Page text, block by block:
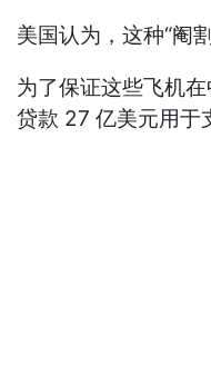
美国认为，这种“阉
为了保证这些飞机
贷款 27 亿美元用于